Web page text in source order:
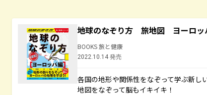
地球のなぞり方 旅地図 ヨーロッ
BOOKS 旅と健康
2022.10.14 発売
各国の地形や関係性をなぞって学ぶ新し
地図をなぞって脳もイキイキ！